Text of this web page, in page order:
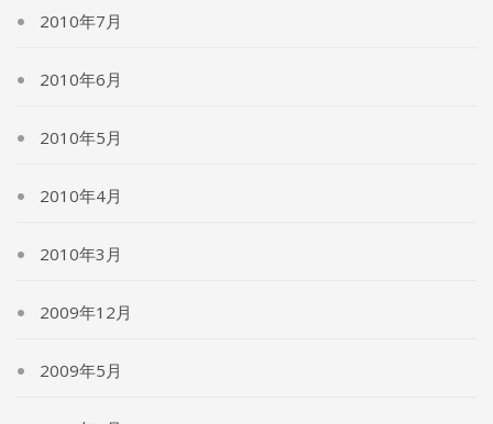
2010年7月
2010年6月
2010年5月
2010年4月
2010年3月
2009年12月
2009年5月